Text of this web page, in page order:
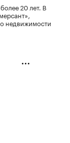
20 лет. В
недвижимости